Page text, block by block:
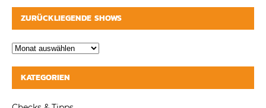
ZURÜCKLIEGENDE SHOWS
KATEGORIEN